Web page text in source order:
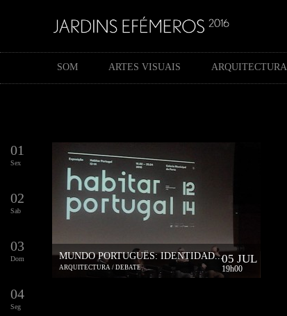
SOM ARTES VISUAIS ARQUITECTURA
01
Sex
02
Sab
03
Dom
04
Seg
MUNDO PORTUGUÊS: IDENTIDAD...
ARQUITECTURA / DEBATE
05 JUL
19h00